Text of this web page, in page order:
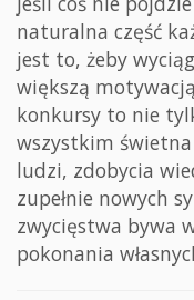
naturalna część
jest to, żeby
większą
konkursy to nie
wszystkim
ludzi, zdobycia
zupełnie nowych
zwycięstwa bywa
pokonania